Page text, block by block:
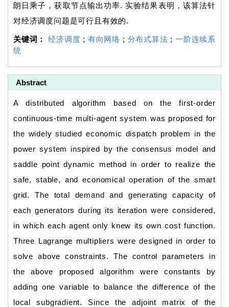
朗日乘子，获取节点输出功率. 实验结果表明，该算法针
对经济调度问题是可行且有效的.
关键词： 经济调度 ; 有向网络 ; 分布式算法 ;一阶连续系
统
Abstract
A distributed algorithm based on the first-order
continuous-time multi-agent system was proposed for
the widely studied economic dispatch problem in the
power system inspired by the consensus model and
saddle point dynamic method in order to realize the
safe, stable, and economical operation of the smart
grid. The total demand and generating capacity of
each generators during its iteration were considered,
in which each agent only knew its own cost function.
Three Lagrange multipliers were designed in order to
solve above constraints. The control parameters in
the above proposed algorithm were constants by
adding one variable to balance the difference of the
local subgradient. Since the adjoint matrix of the